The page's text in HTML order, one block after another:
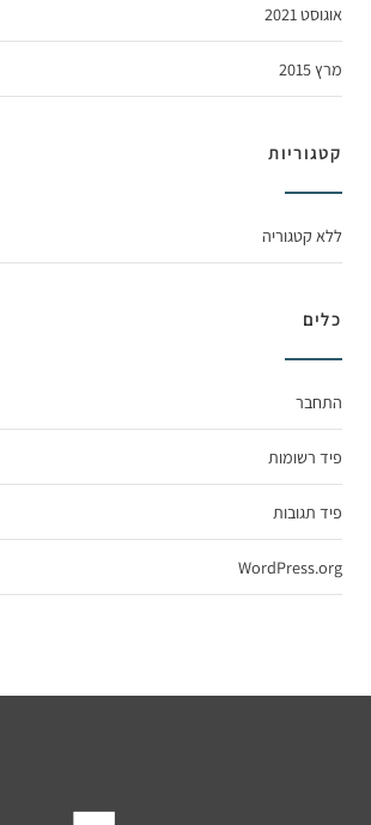
אוגוסט 2021
מרץ 2015
קטגוריות
ללא קטגוריה
כלים
התחבר
פיד רשומות
פיד תגובות
WordPress.org